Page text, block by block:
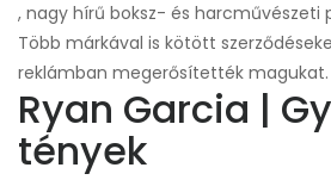
, nagy hírű boksz- és harcművészeti
Több márkával is kötött
reklámban megerősítették magukat.
Ryan Garcia |
tények